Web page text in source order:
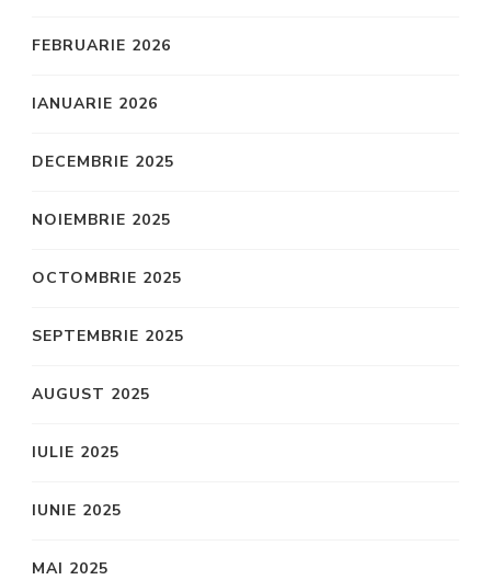
FEBRUARIE 2026
IANUARIE 2026
DECEMBRIE 2025
NOIEMBRIE 2025
OCTOMBRIE 2025
SEPTEMBRIE 2025
AUGUST 2025
IULIE 2025
IUNIE 2025
MAI 2025